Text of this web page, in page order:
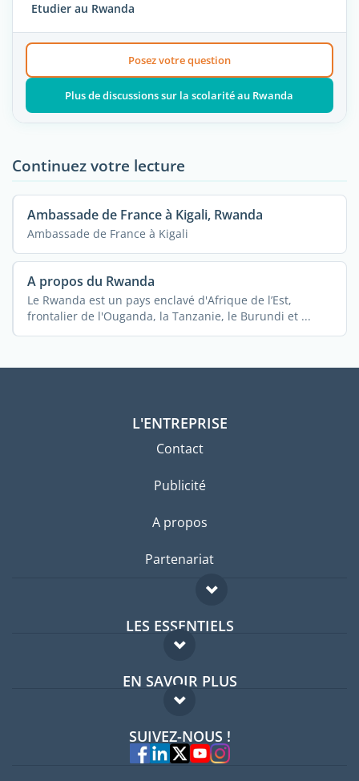
Etudier au Rwanda
Posez votre question
Plus de discussions sur la scolarité au Rwanda
Continuez votre lecture
Ambassade de France à Kigali, Rwanda
Ambassade de France à Kigali
A propos du Rwanda
Le Rwanda est un pays enclavé d'Afrique de l’Est,
frontalier de l'Ouganda, la Tanzanie, le Burundi et ...
L'ENTREPRISE
Contact
Publicité
A propos
Partenariat
LES ESSENTIELS
Forum expatriés
Guides pays
EN SAVOIR PLUS
FAQ
Experts
SUIVEZ-NOUS !